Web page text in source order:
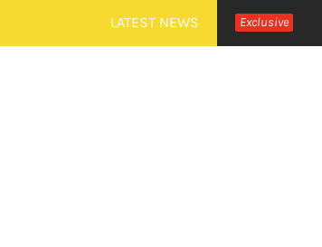
to
LATEST NEWS Exclusive
新世界巡演大马站官宣！ 1 month ago 摇滚狂